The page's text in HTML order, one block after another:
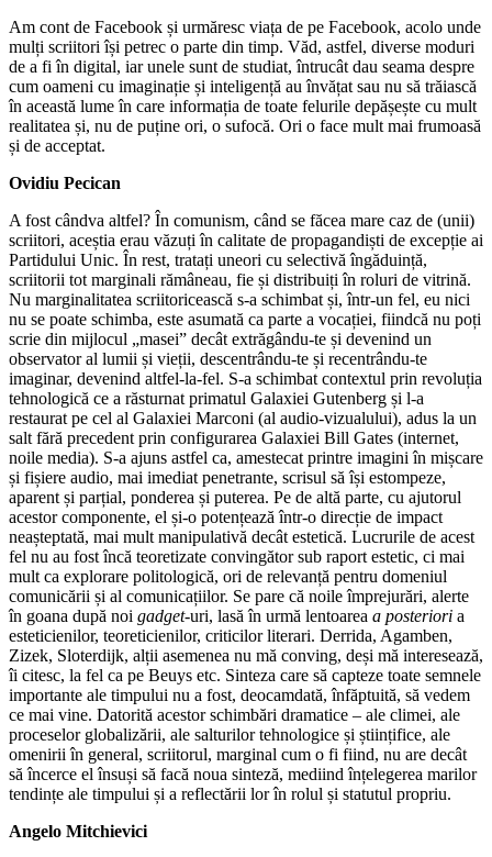
Am cont de Facebook și urmăresc viața de pe Facebook, acolo unde
mulți scriitori își petrec o parte din timp. Văd, astfel, diverse moduri
de a fi în digital, iar unele sunt de studiat, întrucât dau seama despre
cum oameni cu imaginație și inteligență au învățat sau nu să trăiască
în această lume în care informația de toate felurile depășește cu mult
realitatea și, nu de puține ori, o sufocă. Ori o face mult mai frumoasă
și de acceptat.
Ovidiu Pecican
A fost cândva altfel? În comunism, când se făcea mare caz de (unii)
scriitori, aceștia erau văzuți în calitate de propagandiști de excepție ai
Partidului Unic. În rest, tratați uneori cu selectivă îngăduință,
scriitorii tot marginali rămâneau, fie și distribuiți în roluri de vitrină.
Nu marginalitatea scriitoricească s-a schimbat și, într-un fel, eu nici
nu se poate schimba, este asumată ca parte a vocației, fiindcă nu poți
scrie din mijlocul „masei” decât extrăgându-te și devenind un
observator al lumii și vieții, descentrându-te și recentrându-te
imaginar, devenind altfel-la-fel. S-a schimbat contextul prin revoluția
tehnologică ce a răsturnat primatul Galaxiei Gutenberg și l-a
restaurat pe cel al Galaxiei Marconi (al audio-vizualului), adus la un
salt fără precedent prin configurarea Galaxiei Bill Gates (internet,
noile media). S-a ajuns astfel ca, amestecat printre imagini în mișcare
și fișiere audio, mai imediat penetrante, scrisul să își estompeze,
aparent și parțial, ponderea și puterea. Pe de altă parte, cu ajutorul
acestor componente, el și-o potențează într-o direcție de impact
neașteptată, mai mult manipulativă decât estetică. Lucrurile de acest
fel nu au fost încă teoretizate convingător sub raport estetic, ci mai
mult ca explorare politologică, ori de relevanță pentru domeniul
comunicării și al comunicațiilor. Se pare că noile împrejurări, alerte
în goana după noi gadget-uri, lasă în urmă lentoarea a posteriori a
esteticienilor, teoreticienilor, criticilor literari. Derrida, Agamben,
Zizek, Sloterdijk, alții asemenea nu mă conving, deși mă interesează,
îi citesc, la fel ca pe Beuys etc. Sinteza care să capteze toate semnele
importante ale timpului nu a fost, deocamdată, înfăptuită, să vedem
ce mai vine. Datorită acestor schimbări dramatice – ale climei, ale
proceselor globalizării, ale salturilor tehnologice și științifice, ale
omenirii în general, scriitorul, marginal cum o fi fiind, nu are decât
să încerce el însuși să facă noua sinteză, mediind înțelegerea marilor
tendințe ale timpului și a reflectării lor în rolul și statutul propriu.
Angelo Mitchievici